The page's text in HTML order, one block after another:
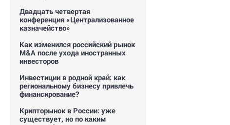
Двадцать четвертая
конференция «Централизованное
казначейство»
Как изменился российский рынок
M&A после ухода иностранных
инвесторов
Инвестиции в родной край: как
региональному бизнесу привлечь
финансирование?
Крипторынок в России: уже
существует, но по каким